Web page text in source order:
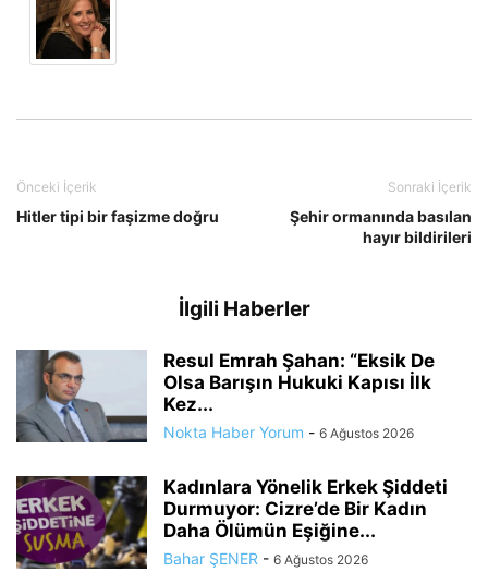
Önceki İçerik
Hitler tipi bir faşizme doğru
Sonraki İçerik
Şehir ormanında basılan
hayır bildirileri
İlgili Haberler
Resul Emrah Şahan: “Eksik De
Olsa Barışın Hukuki Kapısı İlk
Kez...
Nokta Haber Yorum - 6 Ağustos 2026
Kadınlara Yönelik Erkek Şiddeti
Durmuyor: Cizre’de Bir Kadın
Daha Ölümün Eşiğine...
Bahar ŞENER - 6 Ağustos 2026